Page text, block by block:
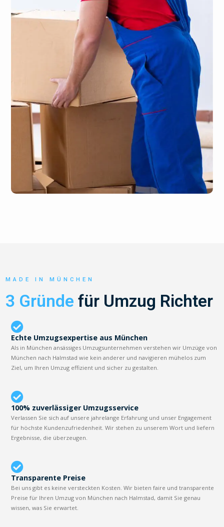
MADE IN MÜNCHEN
3 Gründe für Umzug Richter
Echte Umzugsexpertise aus München
Als in München ansässiges Umzugsunternehmen verstehen wir Umzüge von
München nach Halmstad wie kein anderer und navigieren mühelos zum
Ziel, um Ihren Umzug effizient und sicher zu gestalten.
100% zuverlässiger Umzugsservice
Verlassen Sie sich auf unsere jahrelange Erfahrung und unser Engagement
für höchste Kundenzufriedenheit. Wir stehen zu unserem Wort und liefern
Ergebnisse, die überzeugen.
Transparente Preise
Bei uns gibt es keine versteckten Kosten. Wir bieten faire und transparente
Preise für Ihren Umzug von München nach Halmstad, damit Sie genau
wissen, was Sie erwartet.